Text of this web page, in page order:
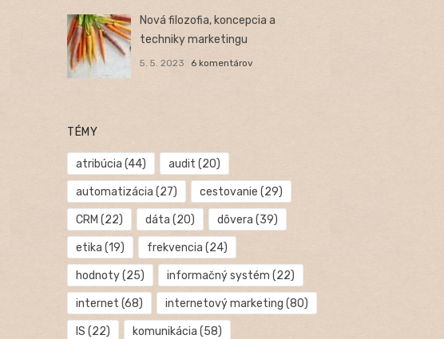
Nová filozofia, koncepcia a
techniky marketingu
5. 5. 2023 6 komentárov
TÉMY
atribúcia (44) audit (20)
automatizácia (27) cestovanie (29)
CRM (22) dáta (20) dôvera (39)
etika (19) frekvencia (24)
hodnoty(25) informačný systém (22)
internet (68) internetový marketing (80)
IS (22) komunikácia (58)